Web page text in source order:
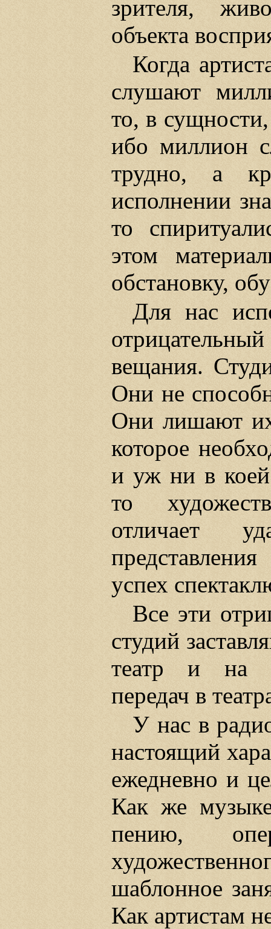
зрителя,
объекта
Когда
слушают
то, в
ибо миллион
трудно, а
исполнении
то
этом
обстановку,
Для нас
вещания.
Они не
Они лишают их
которое
и уж ни в
то
отличает
успех
Все эти
студий
театр и на
передач в
У нас в
настоящий
ежедневно и
Как же
пению,
шаблонное
Как артистам